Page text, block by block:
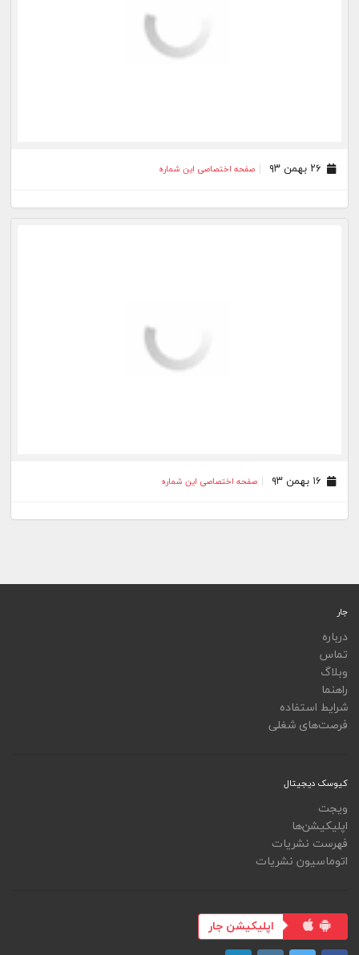
صفحه اختصاصی این شماره
صفحه اختصاصی این شماره
جار
درباره
تماس
وبلاگ
راهنما
شرایط استفاده
فرصت‌های شغلی
کیوسک دیجیتال
ویجت
اپلیکیشن‌ها
فهرست نشریات
اتوماسیون نشریات
اپلیکیشن جار